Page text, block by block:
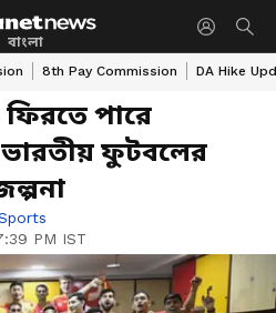
বাংলা
8th Pay Commission DA Hike
পারে
ফুটবলের
PM IST